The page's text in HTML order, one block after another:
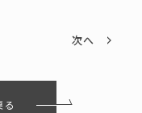
る
次へ